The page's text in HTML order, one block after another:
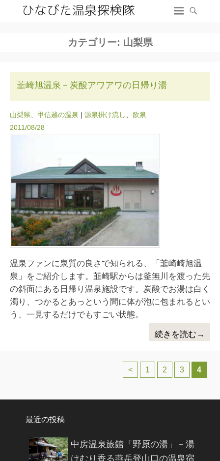
カテゴリー: 山梨県
韮崎旭温泉－炭酸アワアワの日帰り湯
山梨県 甲信越の温泉 | 源泉掛け流し
飲泉
2011/08/28
温泉ファンに泉質の良さで知られる、「韮崎崎旭温
泉」をご紹介します。韮崎駅からは釜無川を渡った先
の斜面にある日帰り温泉施設です。炭酸でお湯は白く
濁り、つかるとあっという間に体が泡に包まれるとい
う、一見するだけでもすごい状態。
続きを読む→
< 1 2 3 4
最近の投稿
中房温泉旅館「野原の湯」－湯
けむり香る燕岳登山口の温泉宿